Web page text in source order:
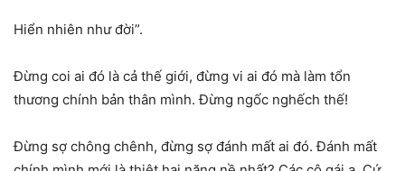
Hiển nhiên như đời”.
Đừng coi ai đó là cả thế giới, đừng vi ai đó mà làm tổn
thương chính bản thân mình. Đừng ngốc nghếch thế!
Đừng sợ chông chênh, đừng sợ đánh mất ai đó. Đánh mất